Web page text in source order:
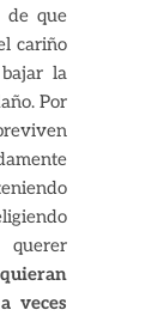
de que
cariño
la
Por
veces